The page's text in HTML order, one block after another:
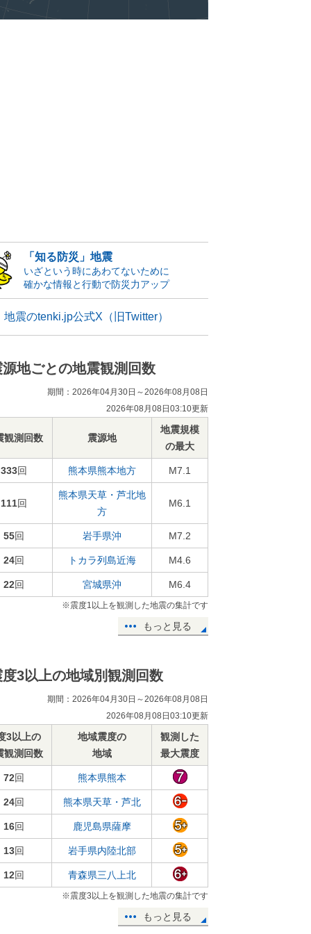
「知る防災」地震
いざという時にあわてないために
確かな情報と行動で防災力アップ
地震のtenki.jp公式X（旧Twitter）
源地ごとの地震観測回数
期間：2026年04月30日～2026年08月08日
2026年08月08日03:10更新
観測回数 震源地
地震規模
の最大
333回 熊本県熊本地方 M7.1
111回
熊本県天草・芦北地
方
M6.1
55回 岩手県沖 M7.2
24回 トカラ列島近海 M4.6
22回 宮城県沖 M6.4
※震度1以上を観測した地震の集計です
もっと見る
度3以上の地域別観測回数
期間：2026年04月30日～2026年08月08日
2026年08月08日03:10更新
3以上の
観測回数
地域震度の
地域
観測した
最大震度
72回 熊本県熊本
24回 熊本県天草・芦北
16回 鹿児島県薩摩
13回 岩手県内陸北部
12回 青森県三八上北
※震度3以上を観測した地震の集計です
もっと見る